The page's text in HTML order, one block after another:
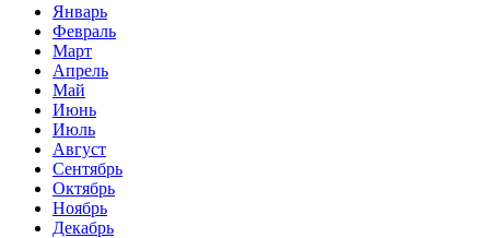
Январь
Февраль
Март
Апрель
Май
Июнь
Июль
Август
Сентябрь
Октябрь
Ноябрь
Декабрь